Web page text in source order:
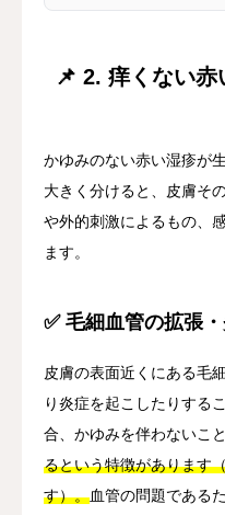
📌 2. 痒くない
かゆみのない赤い湿疹が
大きく分けると、皮膚そ
や外的刺激によるもの、
ます。
✅ 毛細血管の拡張
皮膚の表面近くにある毛
り炎症を起こしたりする
合、かゆみを伴わないこと
るという特徴があります
す）。血管の問題である